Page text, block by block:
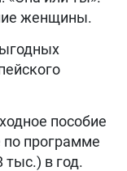
женщины.
пособие
по программе
тыс.) в год.